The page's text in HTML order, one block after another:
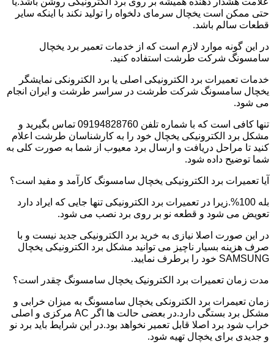
حتی ممکن است یخچال سرمای دلخواه را تولید نکند با اینکه سایر
قطعات سالم باشد.
در این گونه موارد لازم است که از خدمات تعمیر برد یخچال
سامسونگ شرکت طرشت استفاده کنید.
خدمات تعمیرات برد الکترونیکی اصلی یا برد الکترونکی نمایشگر
یخچال سامسونگ شرکت طرشت در سراسر طرشت و ایران انجام
می شود.
تنها کافی است که با شماره تلفن 09194828760 تماس بگیرید و
مشکل برد الکترونیکی یخچال خود را به کارشناسان طرشت اعلام
کنید تا مراحل دریافت و ارسال برد معیوب از شما به صورت کلی به
شما توضیح داده شود.
آیا تعمیرات برد الکترونیکی یخچال سامسونگ کارآمد و مفید است؟
بله 100%.زیرا در تعمیرات برد الکترونیکی تنها جایی که ایراد دارد
تعویض می شود و قطعه نو بر روی برد نصب می شود.
در این صورت اصلا نیازی به خرید برد الکترونیکی جدید نیست و با
صرف هزینه بسیار ناچیز می توانید مشکل برد الکترونیکی یخچال
SAMSUNG خود را برطرف نمایید.
مدت زمان تعمیرات برد الکترونیک یخچال سامسونگ چقدر است؟
زمان تعیمرات برد الکترونکی یخچال سامسونگ به میزان خرابی و
مشکل برد بستگی دارد.در بعضی حالت ها اگر AC مرکزی و اصلی
خراب شود برد اصلا قابل تعمیر نخواهد بود.در این شرایط باید برد نو
و جدیدی برای یخچال تهیه شود.